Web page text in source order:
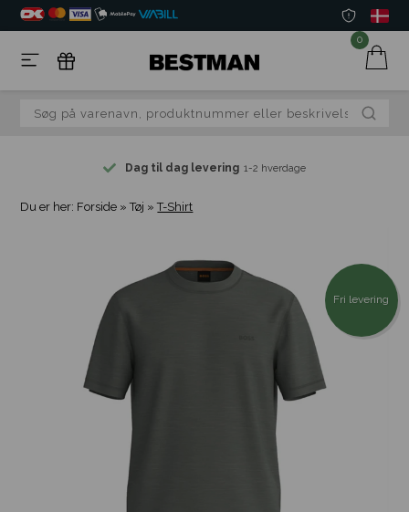
0
Dag til dag levering 1-2 hverdage
Du er her: Forside »Tøj »T-Shirt
Fri levering